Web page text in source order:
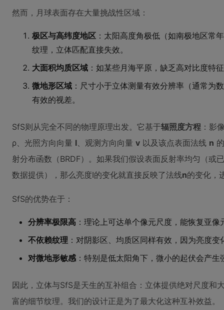
然而，月球表面存在大量挑战性区域：
极区与高纬度地区 ：太阳高度角极低（如南极地区常
纹理，立体匹配直接失效。
大面积均质区域 ：如某些月海平原，缺乏高对比度特
微地形区域 ：尺寸小于立体测量有效分辨率（通常为
有效的视差。
SfS则从完全不同的物理原理出发。它基于辐照度方程 ：影
ρ、光照方向向量 l、观测方向向量 v 以及该点表面法线 n
射分布函数（BRDF）。如果我们假设表面反射率均匀（或
数据提供），那么亮度I的变化就直接反映了法线n的变化，
SfS的优势在于：
分辨率极限高 ：理论上可达单个像元尺度，能恢复亚
不依赖纹理 ：对阴影区、均质区同样有效，因为亮度变
对微地形敏感 ：特别是低太阳角下，微小的起伏会产
因此，立体与SfS是天生的互补组合：立体提供绝对尺度和
富的细节纹理。我们的设计正是为了最大化这种互补效益。